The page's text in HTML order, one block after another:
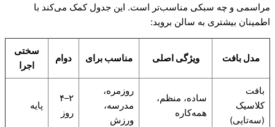
مراسمی و چه سبکی مناسب‌تر است. این جدول کمک می‌کند با
اطمینان بیشتری به سالن بروید:
مدل بافت ویژگی اصلی مناسب برای دوام
سختی
اجرا
بافت
کلاسیک
(سه‌تایی)
ساده، منظم،
همه‌کاره
روزمره،
مدرسه،
ورزش
۲–۴
روز
پایه